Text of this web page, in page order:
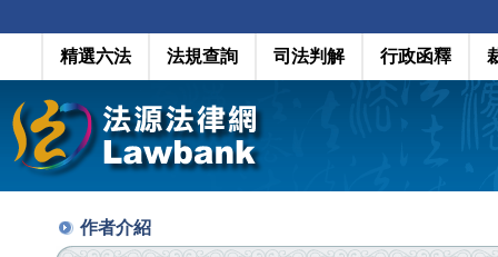
精選六法 法規查詢 司法判解 行政函釋
作者介紹